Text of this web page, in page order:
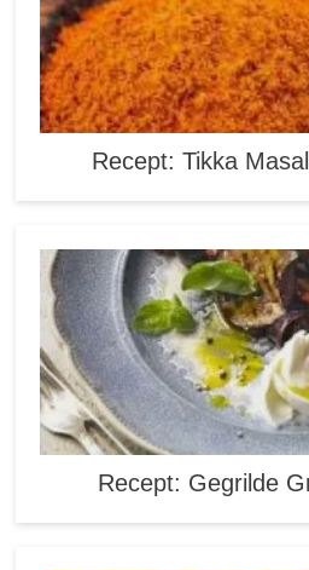
Recept: Tikka
Recept: Gegrilde